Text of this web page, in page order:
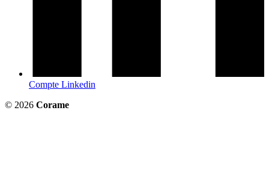
Compte Linkedin
© 2026 Corame